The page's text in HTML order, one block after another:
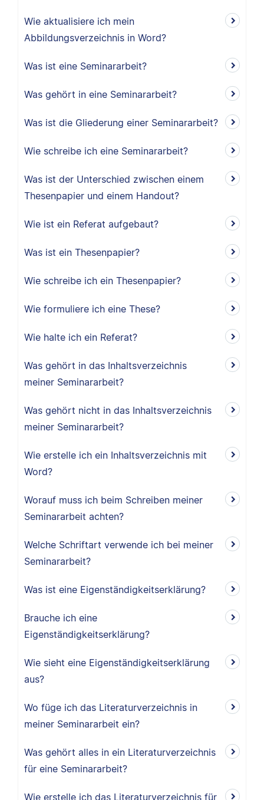
Wie aktualisiere ich mein
Abbildungsverzeichnis in Word?
Was ist eine Seminararbeit?
Was gehört in eine Seminararbeit?
Was ist die Gliederung einer Seminararbeit?
Wie schreibe ich eine Seminararbeit?
Was ist der Unterschied zwischen einem
Thesenpapier und einem Handout?
Wie ist ein Referat aufgebaut?
Was ist ein Thesenpapier?
Wie schreibe ich ein Thesenpapier?
Wie formuliere ich eine These?
Wie halte ich ein Referat?
Was gehört in das Inhaltsverzeichnis
meiner Seminararbeit?
Was gehört nicht in das Inhaltsverzeichnis
meiner Seminararbeit?
Wie erstelle ich ein Inhaltsverzeichnis mit
Word?
Worauf muss ich beim Schreiben meiner
Seminararbeit achten?
Welche Schriftart verwende ich bei meiner
Seminararbeit?
Was ist eine Eigenständigkeitserklärung?
Brauche ich eine
Eigenständigkeitserklärung?
Wie sieht eine Eigenständigkeitserklärung
aus?
Wo füge ich das Literaturverzeichnis in
meiner Seminararbeit ein?
Was gehört alles in ein Literaturverzeichnis
für eine Seminararbeit?
Wie erstelle ich das Literaturverzeichnis für